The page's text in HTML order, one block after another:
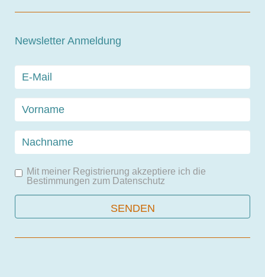
Newsletter Anmeldung
Mit meiner Registrierung akzeptiere ich die
Bestimmungen zum Datenschutz